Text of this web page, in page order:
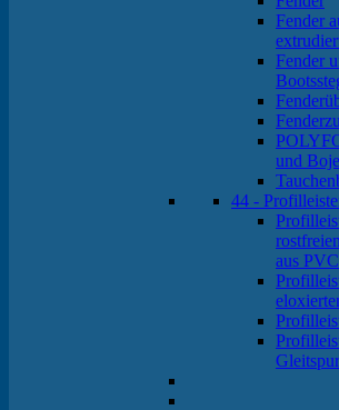
Fender
Fender
und
44 -
aus PVC
Gleitspur